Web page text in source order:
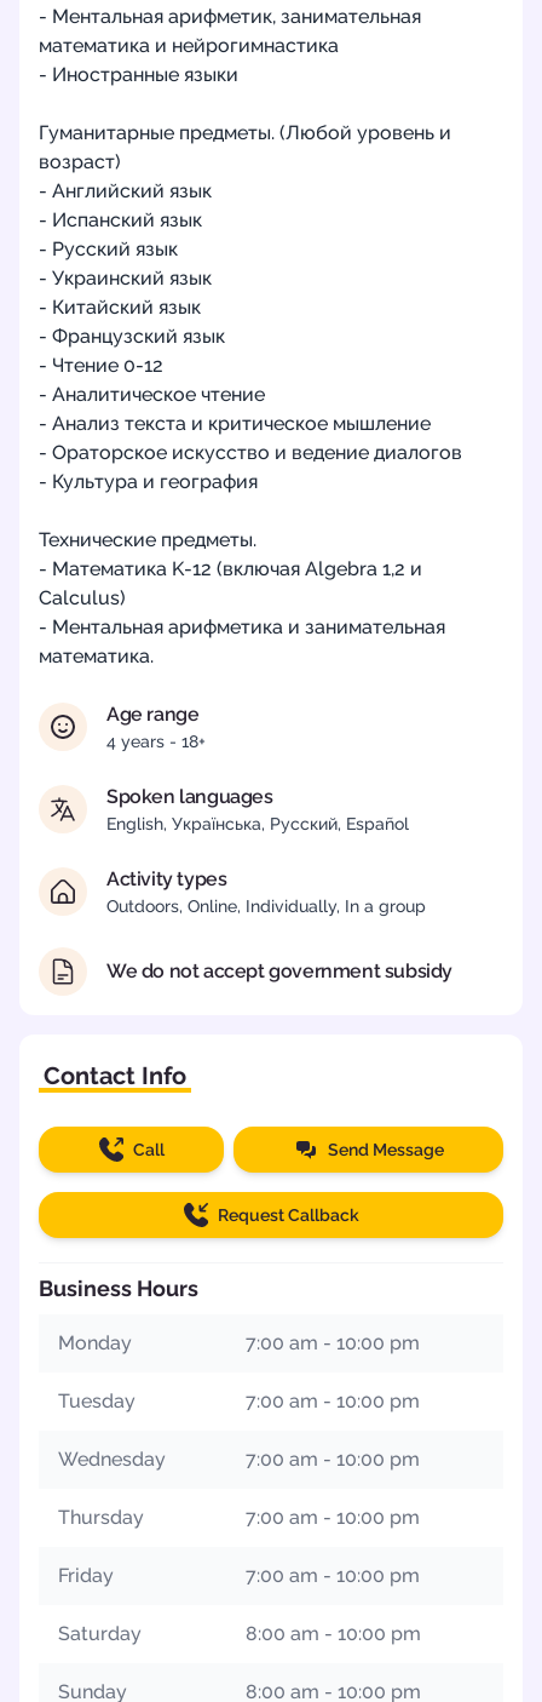
- Ментальная арифметик, занимательная
математика и нейрогимнастика
- Иностранные языки
Гуманитарные предметы. (Любой уровень и
возраст)
- Английский язык
- Испанский язык
- Русский язык
- Украинский язык
- Китайский язык
- Французский язык
- Чтение 0-12
- Аналитическое чтение
- Анализ текста и критическое мышление
- Ораторское искусство и ведение диалогов
- Культура и география
Технические предметы.
- Математика K-12 (включая Algebra 1,2 и
Calculus)
- Ментальная арифметика и занимательная
математика.
Age range
4 years - 18+
Spoken languages
English, Українська, Русский, Español
Activity types
Outdoors, Online, Individually, In a group
We do not accept government subsidy
Contact Info
Call Send Message
Request Callback
Business Hours
Monday 7:00 am - 10:00 pm
Tuesday 7:00 am - 10:00 pm
Wednesday 7:00 am - 10:00 pm
Thursday 7:00 am - 10:00 pm
Friday 7:00 am - 10:00 pm
Saturday 8:00 am - 10:00 pm
Sunday 8:00 am - 10:00 pm